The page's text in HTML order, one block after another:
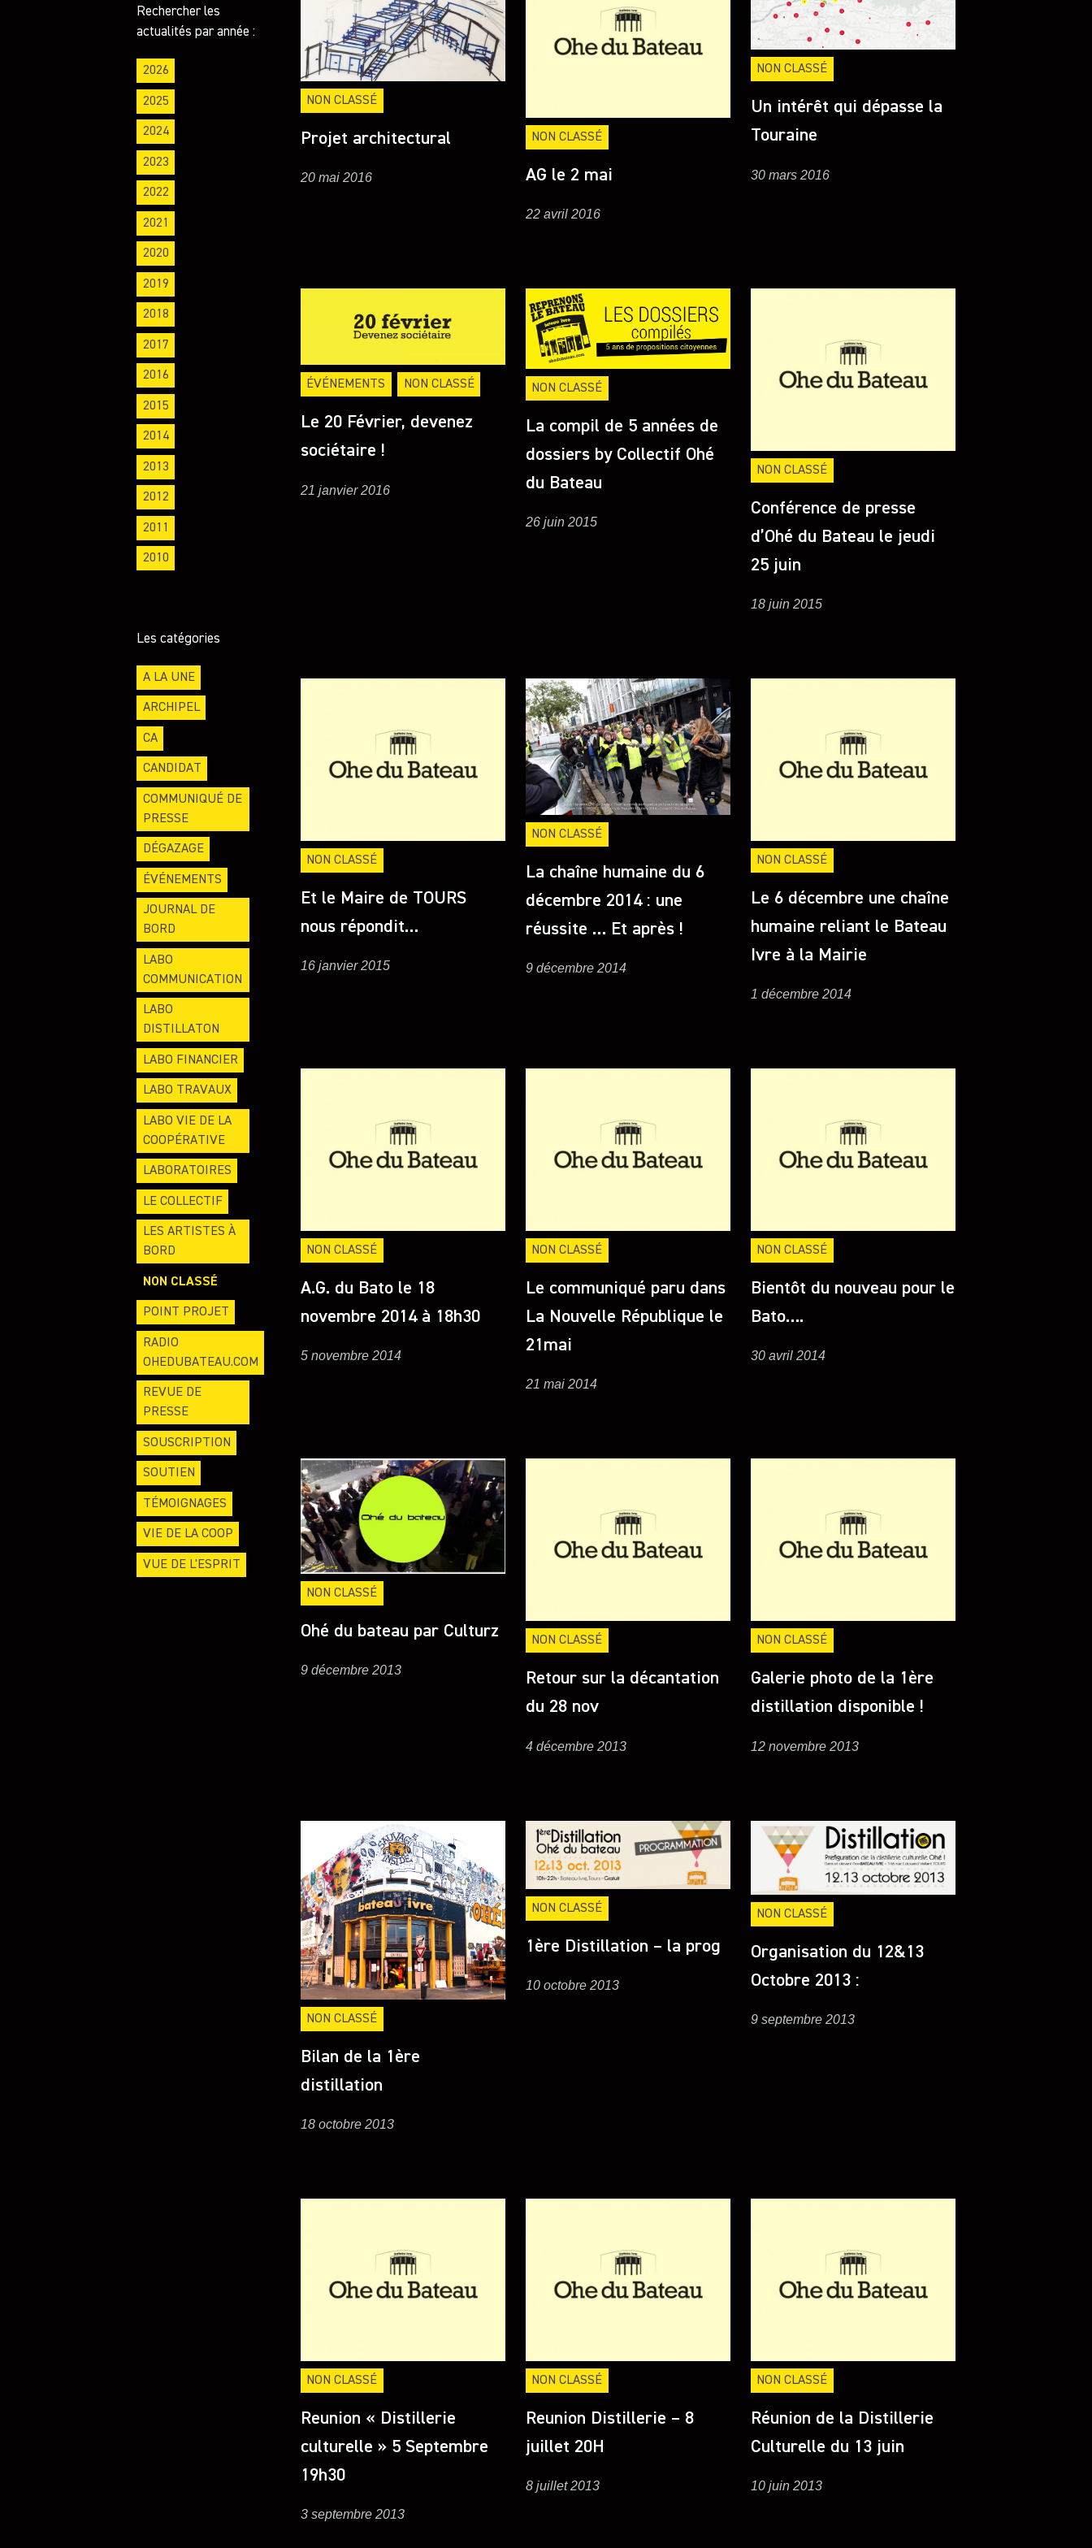
Rechercher les
actualités par année :
2026
2025
2024
2023
2022
2021
2020
2019
2018
2017
2016
2015
2014
2013
2012
2011
2010
Les catégories
A LA UNE
ARCHIPEL
CA
CANDIDAT
COMMUNIQUÉ DE
PRESSE
DÉGAZAGE
ÉVÉNEMENTS
JOURNAL DE
BORD
LABO
COMMUNICATION
LABO
DISTILLATON
LABO FINANCIER
LABO TRAVAUX
LABO VIE DE LA
COOPÉRATIVE
LABORATOIRES
LE COLLECTIF
LES ARTISTES À
BORD
NON CLASSÉ
POINT PROJET
RADIO
OHEDUBATEAU.COM
REVUE DE
PRESSE
SOUSCRIPTION
SOUTIEN
TÉMOIGNAGES
VIE DE LA COOP
VUE DE L'ESPRIT
NON CLASSÉ
Projet architectural
20 mai 2016
NON CLASSÉ
AG le 2 mai
22 avril 2016
NON CLASSÉ
Un intérêt qui dépasse la
Touraine
30 mars 2016
ÉVÉNEMENTS NON CLASSÉ
Le 20 Février, devenez
sociétaire !
21 janvier 2016
NON CLASSÉ
La compil de 5 années de
dossiers by Collectif Ohé
du Bateau
26 juin 2015
NON CLASSÉ
Conférence de presse
d’Ohé du Bateau le jeudi
25 juin
18 juin 2015
NON CLASSÉ
Et le Maire de TOURS
nous répondit…
16 janvier 2015
NON CLASSÉ
La chaîne humaine du 6
décembre 2014 : une
réussite … Et après !
9 décembre 2014
NON CLASSÉ
Le 6 décembre une chaîne
humaine reliant le Bateau
Ivre à la Mairie
1 décembre 2014
NON CLASSÉ
A.G. du Bato le 18
novembre 2014 à 18h30
5 novembre 2014
NON CLASSÉ
Le communiqué paru dans
La Nouvelle République le
21mai
21 mai 2014
NON CLASSÉ
Bientôt du nouveau pour le
Bato….
30 avril 2014
NON CLASSÉ
Ohé du bateau par Culturz
9 décembre 2013
NON CLASSÉ
Retour sur la décantation
du 28 nov
4 décembre 2013
NON CLASSÉ
Galerie photo de la 1ère
distillation disponible !
12 novembre 2013
NON CLASSÉ
Bilan de la 1ère
distillation
18 octobre 2013
NON CLASSÉ
1ère Distillation – la prog
10 octobre 2013
NON CLASSÉ
Organisation du 12&13
Octobre 2013 :
9 septembre 2013
NON CLASSÉ
Reunion « Distillerie
culturelle » 5 Septembre
19h30
3 septembre 2013
NON CLASSÉ
Reunion Distillerie – 8
juillet 20H
8 juillet 2013
NON CLASSÉ
Réunion de la Distillerie
Culturelle du 13 juin
10 juin 2013